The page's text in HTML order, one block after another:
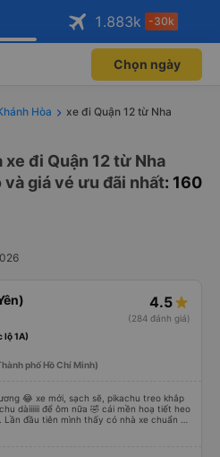
ngay!
viên độc
Mở app
vé máy bay qua
Mở app
1.883k -30k
Chọn ngày
Hòa
xe đi Quận 12 từ Nha
đi Quận 12 từ Nha
giá vé ưu đãi nhất: 160
4.5
(284 đánh giá)
lộ 1A)
phố Hồ Chí Minh)
😂 xe mới, sạch sẽ, pikachu treo khắp
dàiiiiii để ôm nữa 🤣 cái mền hoạ tiết heo
đầu tiên mình thấy có nhà xe chuẩn bị
cụ lên xe còn được nv dẫn tới tận nơi để